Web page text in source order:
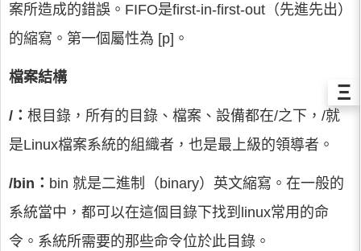
案所造成的錯誤。FIFO是first-in-first-out（先進先出）
的縮寫。第一個屬性為 [p]。
檔案結構
/： 根目錄，所有的目錄、檔案、設備都在/之下，/就
是Linux檔案系統的組織者，也是最上級的領導者。
/bin： bin 就是二進制（binary）英文縮寫。在一般的
系統當中，都可以在這個目錄下找到linux常用的命
令。系統所需要的那些命令位於此目錄。
Ξ